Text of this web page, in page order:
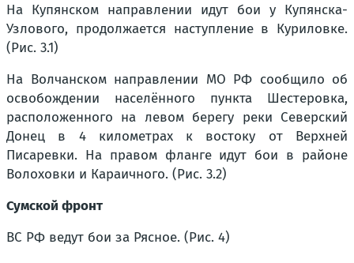
На Купянском направлении идут бои у Купянска-
Узлового, продолжается наступление в Куриловке.
(Рис. 3.1)
На Волчанском направлении МО РФ сообщило об
освобождении населённого пункта Шестеровка,
расположенного на левом берегу реки Северский
Донец в 4 километрах к востоку от Верхней
Писаревки. На правом фланге идут бои в районе
Волоховки и Караичного. (Рис. 3.2)
Сумской фронт
ВС РФ ведут бои за Рясное. (Рис. 4)